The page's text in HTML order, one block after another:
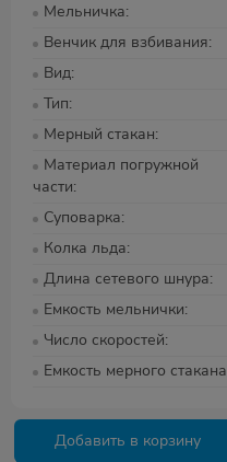
Мельничка
Венчик для взбивания
Вид
Тип
Мерный стакан
Материал погружной
части
Суповарка
Колка льда
Длина сетевого шнура
Емкость мельнички
Число скоростей
Емкость мерного стакана
Добавить в корзину